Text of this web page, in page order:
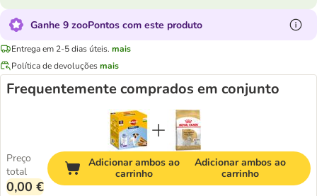
Ganhe 9 zooPontos com este produto
Entrega em 2-5 dias úteis. mais
Política de devoluçõesmais
Frequentemente comprados em conjunto
Preço
total
0,00 €
Adicionar ambos ao
carrinho
Adicionar ambos ao
carrinho